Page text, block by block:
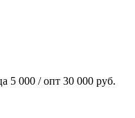
5 000 / опт 30 000 руб.